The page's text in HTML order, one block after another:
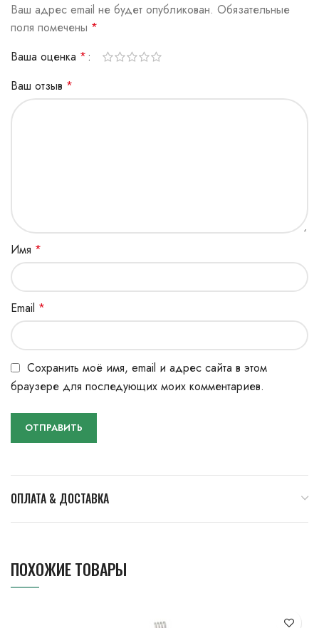
Ваш адрес email не будет опубликован. Обязательные
поля помечены *
Ваша оценка *
Ваш отзыв *
Имя *
Email *
Сохранить моё имя, email и адрес сайта в этом
браузере для последующих моих комментариев.
ОПЛАТА & ДОСТАВКА
ПОХОЖИЕ ТОВАРЫ